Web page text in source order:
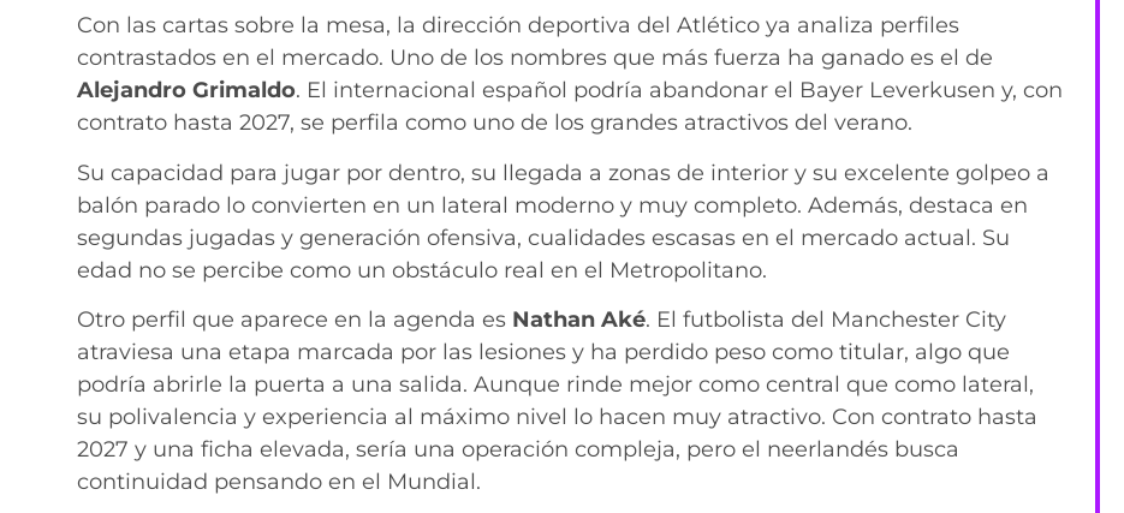
Con las cartas sobre la mesa, la dirección deportiva del Atlético ya analiza perfiles
contrastados en el mercado. Uno de los nombres que más fuerza ha ganado es el de
Alejandro Grimaldo. El internacional español podría abandonar el Bayer Leverkusen y, con
contrato hasta 2027, se perfila como uno de los grandes atractivos del verano.
Su capacidad para jugar por dentro, su llegada a zonas de interior y su excelente golpeo a
balón parado lo convierten en un lateral moderno y muy completo. Además, destaca en
segundas jugadas y generación ofensiva, cualidades escasas en el mercado actual. Su
edad no se percibe como un obstáculo real en el Metropolitano.
Otro perfil que aparece en la agenda es Nathan Aké. El futbolista del Manchester City
atraviesa una etapa marcada por las lesiones y ha perdido peso como titular, algo que
podría abrirle la puerta a una salida. Aunque rinde mejor como central que como lateral,
su polivalencia y experiencia al máximo nivel lo hacen muy atractivo. Con contrato hasta
2027 y una ficha elevada, sería una operación compleja, pero el neerlandés busca
continuidad pensando en el Mundial.